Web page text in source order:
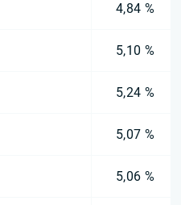
4,84 %
5,10 %
5,24 %
5,07 %
5,06 %